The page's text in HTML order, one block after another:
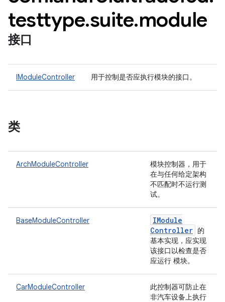
testtype.suite.module
接口
IModuleController 用于控制是否应执行模块的接口。
类
ArchModuleController
模块控制器，用于
在与任何给定架构
不匹配时不运行测
试。
BaseModuleController
IModule
Controller 的
基本实现，应实现
该接口以检查是否
应运行 模块。
CarModuleController
此控制器可防止在
非汽车设备上执行